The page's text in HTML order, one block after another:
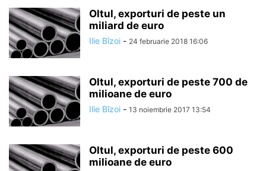
Oltul, exporturi de peste un
miliard de euro
Ilie Bîzoi - 24 februarie 2018 16:06
Oltul, exporturi de peste 700 de
milioane de euro
Ilie Bîzoi - 13 noiembrie 2017 13:54
Oltul, exporturi de peste 600
milioane de euro